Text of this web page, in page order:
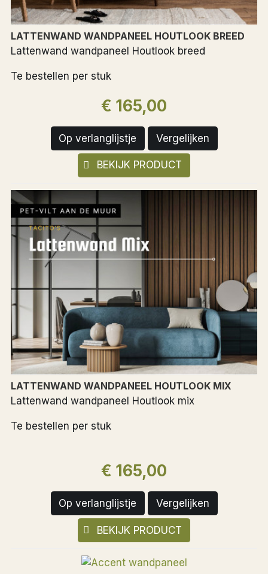
LATTENWAND WANDPANEEL HOUTLOOK BREED
Lattenwand wandpaneel Houtlook breed
Te bestellen per stuk
€ 165,00
Op verlanglijstje Vergelijken
BEKIJK PRODUCT
LATTENWAND WANDPANEEL HOUTLOOK MIX
Lattenwand wandpaneel Houtlook mix
Te bestellen per stuk
€ 165,00
Op verlanglijstje Vergelijken
BEKIJK PRODUCT